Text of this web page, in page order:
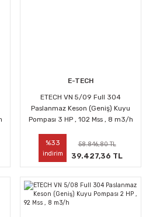
E-TECH
ETECH VN 5/09 Full 304
Paslanmaz Keson (Geniş) Kuyu
Pompası 3 HP , 102 Mss , 8 m3/h
%33
indirim
58.846,80 TL
39.427,36 TL